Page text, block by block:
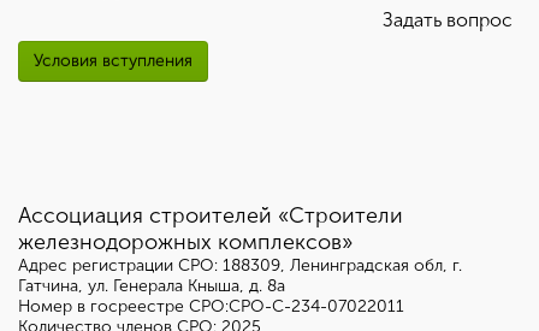
Задать вопрос
Условия вступления
Ассоциация строителей «Строители
железнодорожных комплексов»
Адрес регистрации СРО: 188309, Ленинградская обл, г.
Гатчина, ул. Генерала Кныша, д. 8а
Номер в госреестре СРО:СРО-С-234-07022011
Количество членов СРО: 2025